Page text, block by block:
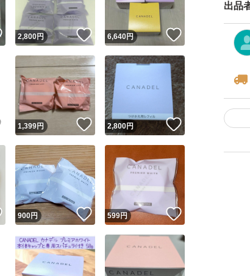
出品
ユーザーの実績について
Yahoo!フリマが定めた一定の基準を満たしたユーザーにバッジを
安心取引出品者
この商品の情報をコピーします
いいね！
2,800円 いいね！
6,640円
いいね！
1,399円 いいね！
2,800円 いいね！
いいね！
900円 いいね！
599円